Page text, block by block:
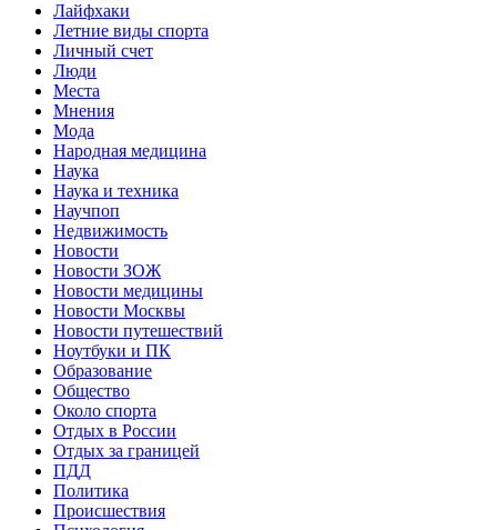
Лайфхаки
Летние виды спорта
Личный счет
Люди
Места
Мнения
Мода
Народная медицина
Наука
Наука и техника
Научпоп
Недвижимость
Новости
Новости ЗОЖ
Новости медицины
Новости Москвы
Новости путешествий
Ноутбуки и ПК
Образование
Общество
Около спорта
Отдых в России
Отдых за границей
ПДД
Политика
Происшествия